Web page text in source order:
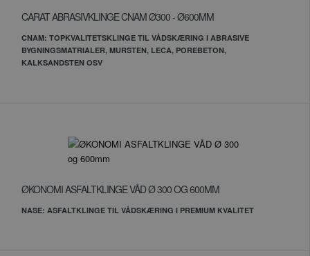
CARAT ABRASIVKLINGE CNAM Ø300 - Ø600MM
CNAM: TOPKVALITETSKLINGE TIL VÅDSKÆRING I ABRASIVE
BYGNINGSMATRIALER, MURSTEN, LECA, POREBETON,
KALKSANDSTEN OSV
ØKONOMI ASFALTKLINGE VÅD Ø 300 OG 600MM
NASE: ASFALTKLINGE TIL VÅDSKÆRING I PREMIUM KVALITET